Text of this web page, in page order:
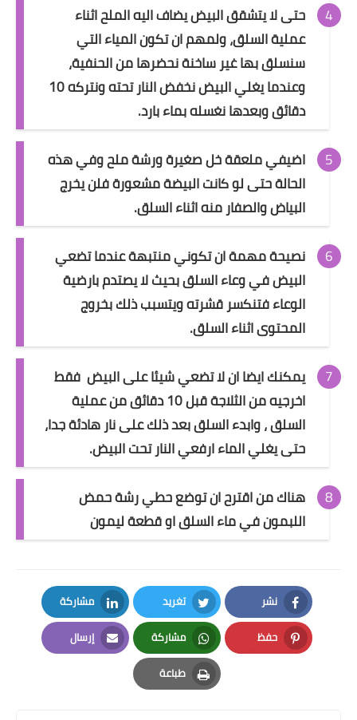
حتى لا يتشقق البيض يضاف اليه الملح اثناء
عملية السلق، ولمهم ان تكون المياء التي
سنسلق بها غير ساخنة نحضرها من الحنفية،
وعندما يغلي البيض نخفض النار تحته ونتركه 10
دقائق وبعدها نغسله بماء بارد.
اضيفي ملعقة خل صغيرة ورشة ملح وفي هذه
الحالة حتى لو كانت البيضة مشعورة فلن يخرج
البياض والصفار منه اثناء السلق.
نصيحة مهمة ان تكوني منتبهة عندما تضعي
البيض في وعاء السلق بحيث لا يصتدم بارضية
الوعاء فتنكسر قشرته ويتسبب ذلك بخروج
المحتوى اثناء السلق.
يمكنك ايضا ان لا تضعي شيئا على البيض فقط
اخرجيه من الثلاجة قبل 10 دقائق من عملية
السلق ، وابدء السلق بعد ذلك على نار هادئة جدا،
حتى يغلي الماء ارفعي النار تحت البيض.
هناك من اقترح ان توضع حطي رشة حمض
اللبمون في ماء السلقاو قطعة ليمون
نشر
Facebook
تغريد
Twitter
مشاركة
LinkedIn
حفظ
Pinterest
مشاركة
Whatsapp
إرسال
Email
طباعة
Print